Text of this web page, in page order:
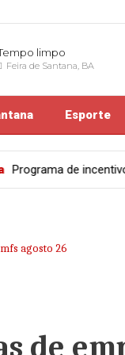
limpo
Feira de Santana, BA
Esporte
e à cultura, Sala da
de